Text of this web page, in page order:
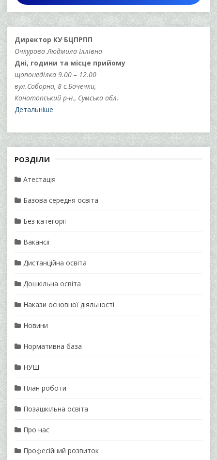
Директор КУ БЦПРПП
Очкурова Людмила Іллівна
Дні, години та місце прийому
щопонеділка 9.00 – 12.00
вул.Соборна, 8 с.Бочечки,
Конотопський р-н., Сумська обл.
Детальніше
РОЗДІЛИ
Атестація
Базова середня освіта
Без категорії
Вакансії
Дистанційна освіта
Дошкільна освіта
Накази основної діяльності
Новини
Нормативна база
НУШ
План роботи
Позашкільна освіта
Про нас
Професійний розвиток